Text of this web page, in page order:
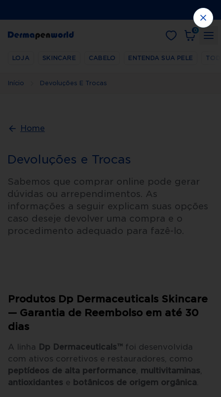
0
LOJA SKINCARE CABELO ENTENDA SUA PELE
Início Devoluções E Trocas
Home
Devoluções e Trocas
Sabemos que comprar online pode gerar
dúvidas ou arrependimentos. As
informações a seguir explicam suas opções
caso deseje devolver uma compra e o
procedimento adequado para fazê-lo.
Produtos Dp Dermaceuticals Skincare
— Garantia de Reembolso em até 30
dias
A linha Dp Dermaceuticals™ foi desenvolvida
com ativos corretivos e restauradores, como
peptídeos de alta performance, multivitaminas,
antioxidantes e botânicos de origem orgânica.